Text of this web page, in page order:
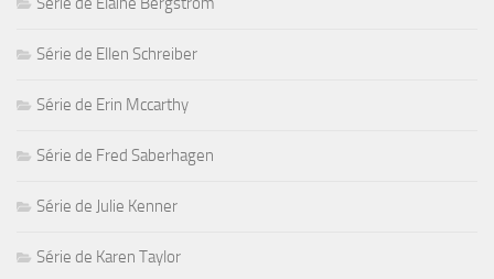
Série de Ellen Schreiber
Série de Erin Mccarthy
Série de Fred Saberhagen
Série de Julie Kenner
Série de Karen Taylor